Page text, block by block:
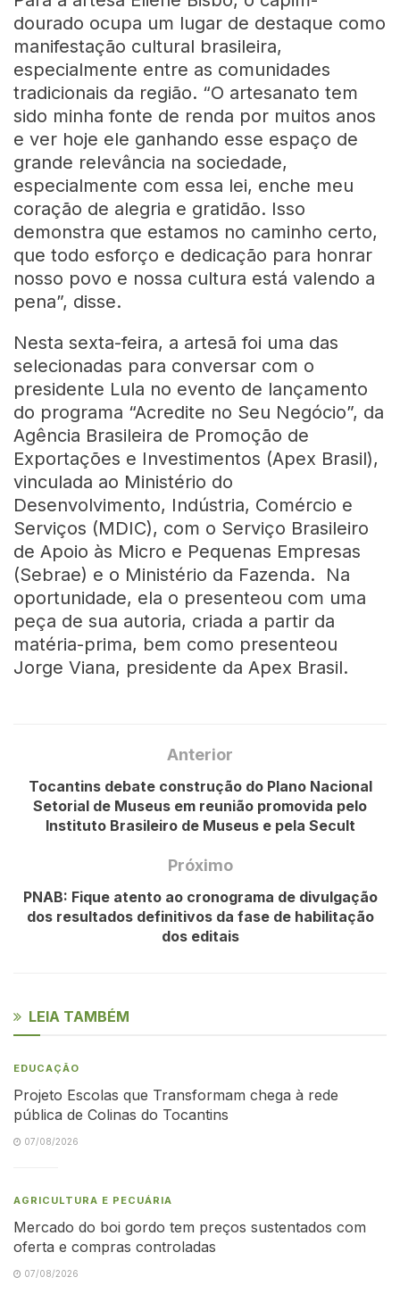
dourado ocupa um lugar de destaque como
manifestação cultural brasileira,
especialmente entre as comunidades
tradicionais da região. “O artesanato tem
sido minha fonte de renda por muitos anos
e ver hoje ele ganhando esse espaço de
grande relevância na sociedade,
especialmente com essa lei, enche meu
coração de alegria e gratidão. Isso
demonstra que estamos no caminho certo,
que todo esforço e dedicação para honrar
nosso povo e nossa cultura está valendo a
pena”, disse.
Nesta sexta-feira, a artesã foi uma das
selecionadas para conversar com o
presidente Lula no evento de lançamento
do programa “Acredite no Seu Negócio”, da
Agência Brasileira de Promoção de
Exportações e Investimentos (Apex Brasil),
vinculada ao Ministério do
Desenvolvimento, Indústria, Comércio e
Serviços (MDIC), com o Serviço Brasileiro
de Apoio às Micro e Pequenas Empresas
(Sebrae) e o Ministério da Fazenda. Na
oportunidade, ela o presenteou com uma
peça de sua autoria, criada a partir da
matéria-prima, bem como presenteou
Jorge Viana, presidente da Apex Brasil.
Anterior
Tocantins debate construção do Plano Nacional
Setorial de Museus em reunião promovida pelo
Instituto Brasileiro de Museus e pela Secult
Próximo
PNAB: Fique atento ao cronograma de divulgação
dos resultados definitivos da fase de habilitação
dos editais
LEIA TAMBÉM
EDUCAÇÃO
Projeto Escolas que Transformam chega à rede
pública de Colinas do Tocantins
07/08/2026
AGRICULTURA E PECUÁRIA
Mercado do boi gordo tem preços sustentados com
oferta e compras controladas
07/08/2026